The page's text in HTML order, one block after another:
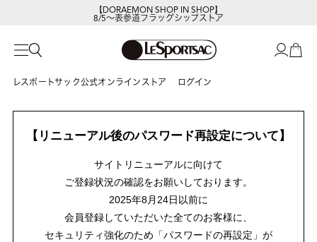
【DORAEMON SHOP IN SHOP】
8/5～表参道フラッグシップストア
レスポートサック公式オンラインストア ログイン
【リニューアル後のパスワード再設定について】
サイトリニューアルに向けて
ご登録状況の確認をお願いしております。
2025年8月24日以前に
会員登録していただいた全てのお客様に、
セキュリティ強化のため「パスワードの再設定」が